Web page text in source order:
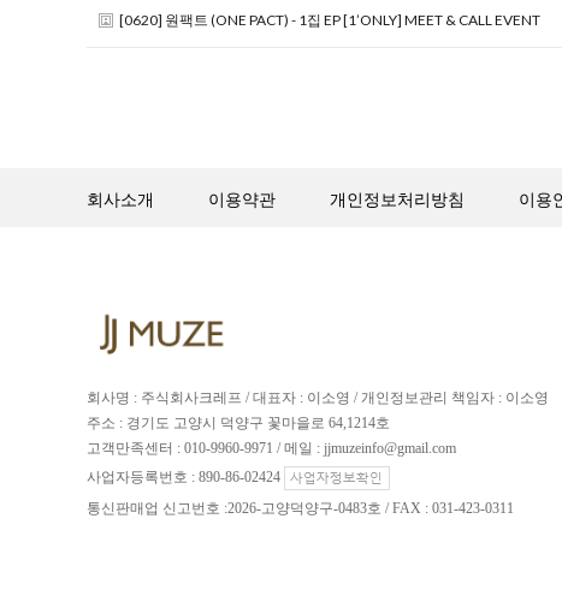
[0620] 원팩트 (ONE PACT) - 1집 EP [1’ONLY] MEET & CALL EVENT
회사소개 이용약관 개인정보처리방침 이용
회사명 : 주식회사크레프 / 대표자 : 이소영 / 개인정보관리 책임자 : 이소영
주소 : 경기도 고양시 덕양구 꽃마을로 64,1214호
고객만족센터 : 010-9960-9971 / 메일 : jjmuzeinfo@gmail.com
사업자등록번호 : 890-86-02424
통신판매업 신고번호 :2026-고양덕양구-0483호 / FAX : 031-423-0311